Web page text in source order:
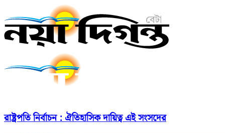
রাষ্ট্রপতি নির্বাচন : ঐতিহাসিক দায়িত্ব এই সংসদের